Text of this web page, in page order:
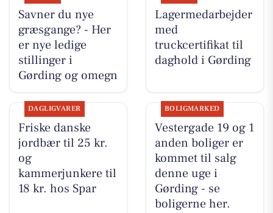
Savner du nye
græsgange? - Her
er nye ledige
stillinger i
Gørding og omegn
Lagermedarbejder
med
truckcertifikat til
daghold i Gørding
DAGLIGVARER
Friske danske
jordbær til 25 kr.
og
kammerjunkere til
18 kr. hos Spar
BOLIGMARKED
Vestergade 19 og 1
anden boliger er
kommet til salg
denne uge i
Gørding - se
boligerne her.